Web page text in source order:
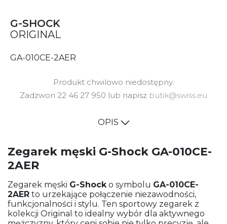
G-SHOCK
ORIGINAL
GA-010CE-2AER
Produkt chwilowo niedostępny.
Zadzwon 22 46 27 950 lub napisz butik@swiss.eu
OPIS
Zegarek męski G-Shock GA-010CE-
2AER
Zegarek męski G-Shocko symbolu GA-010CE-
2AER to urzekające połączenie niezawodności,
funkcjonalności i stylu. Ten sportowy zegarek z
kolekcji Original to idealny wybór dla aktywnego